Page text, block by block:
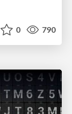
0 790